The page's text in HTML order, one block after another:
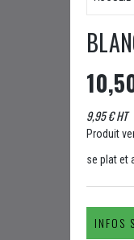
9,95 € HT
Produit
se plat et
INFOS